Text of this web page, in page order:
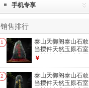
手机专享
销售排行
1
泰山天御阁泰山石敢
当摆件天然玉原石室
内补缺角化路冲客厅
12cm泰山玉石敢当
￥
2
泰山天御阁泰山石敢
当摆件天然玉原石室